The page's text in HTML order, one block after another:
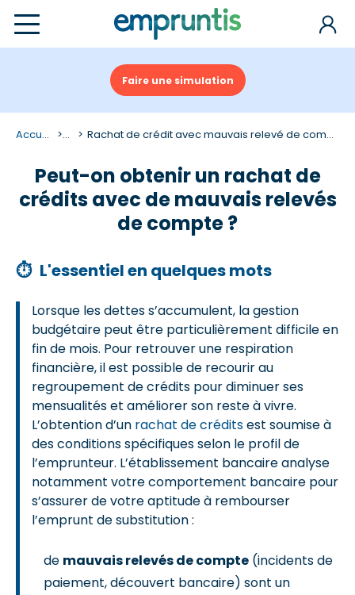
Faire une simulation
Accueil ... Rachat de crédit avec mauvais relevé de compte
Peut-on obtenir un rachat de
crédits avec de mauvais relevés
de compte ?
⏱ L'essentiel en quelques mots
Lorsque les dettes s’accumulent, la gestion
budgétaire peut être particulièrement difficile en
fin de mois. Pour retrouver une respiration
financière, il est possible de recourir au
regroupement de crédits pour diminuer ses
mensualités et améliorer son reste à vivre.
L’obtention d’un rachat de créditsest soumise à
des conditions spécifiques selon le profil de
l’emprunteur. L’établissement bancaire analyse
notamment votre comportement bancaire pour
s’assurer de votre aptitude à rembourser
l’emprunt de substitution :
de mauvais relevés de compte (incidents de
paiement, découvert bancaire) sont un